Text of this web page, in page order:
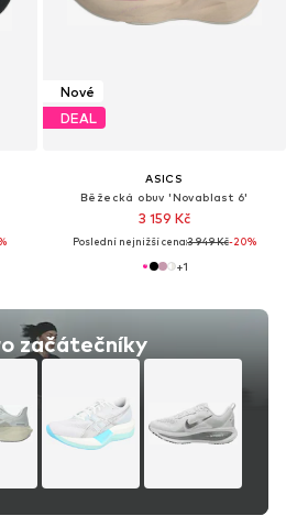
Nové
DEAL
ASICS
Běžecká obuv 'Novablast 6'
3 159 Kč
Poslední nejnižší cena:3 949 Kč-20%
+1
začátečníky